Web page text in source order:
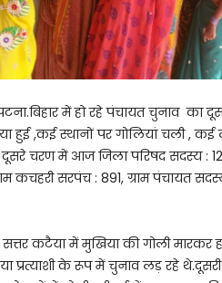
में हो रहे पंचायत चुनाव का
हुई ,कई स्थानों पर गोलियां चली ,
दूसरे चरण में आज जिला परिषद सदस्य :
कचहरी सरपंच : 891, ग्राम पंचायत
कटैया में मुखिया की गोली मारकर
प्रत्याशी के रूप में चुनाव लड़ रहे